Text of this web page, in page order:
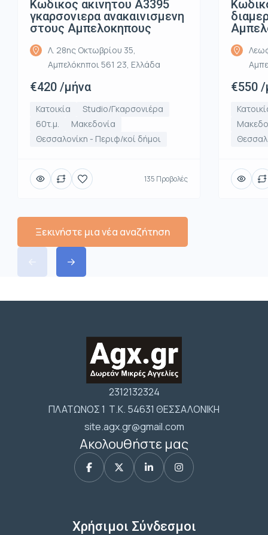
Κωδικος ακινητου Α3395
γκαρσονιερα ανακαινισμενη
στους Αμπελοκηπους
Λ. 28ης Οκτωβρίου 35,
Αμπελόκηποι 561 23, Ελλάδα
€420 /μήνα
Κατοικία
Studio/Γκαρσονιέρα
60τ.μ.
Μακεδονία
Θεσσαλονίκη - Περιφ/κοί δήμοι
135 Προβολές
€550
Ξεκινήστε μια νέα αναζήτηση
2312132324
ΠΛΑΤΩΝΟΣ 1 Τ.Κ. 54631 ΘΕΣΣΑΛΟΝΙΚΗ
site.agx.gr@gmail.com
Ακολουθήστε μας
Χρήσιμοι Σύνδεσμοι